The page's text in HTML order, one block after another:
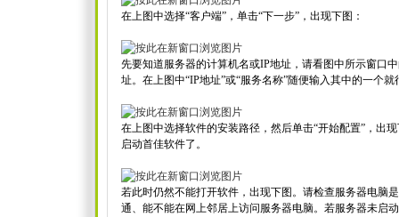
在上图中选择“客户端”，单击“下一步”，出现下图：
先要知道服务器的计算机名或IP地址，请看图中所示窗口
址。在上图中“IP地址”或“服务名称”随便输入其中的一个
在上图中选择软件的安装路径，然后单击“开始配置”，出
启动首佳软件了。
若此时仍然不能打开软件，出现下图。请检查服务器电脑
通、能不能在网上邻居上访问服务器电脑。若服务器未启